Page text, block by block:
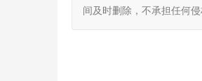
间及时删除，不承担任何